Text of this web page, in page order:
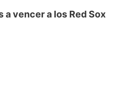
a vencer a los Red Sox